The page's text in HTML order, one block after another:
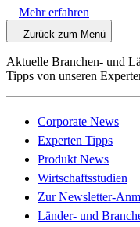
Mehr erfahren
Zurück zum Menü
Aktuelle Branchen- und
Tipps von unseren
Corporate News
Experten Tipps
Produkt News
Wirtschaftsstudien
Zur Newsletter-
Länder- und